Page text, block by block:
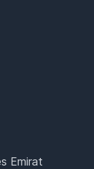
Emirat